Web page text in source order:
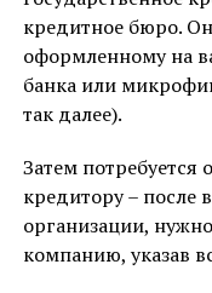
кредитное бюро.
оформленному на
банка или
так далее).
Затем потребуется
кредитору – после
организации,
компанию, указав